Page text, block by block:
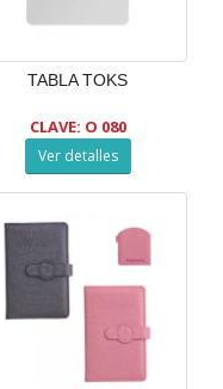
TABLA TOKS
CLAVE: O 080
Ver detalles